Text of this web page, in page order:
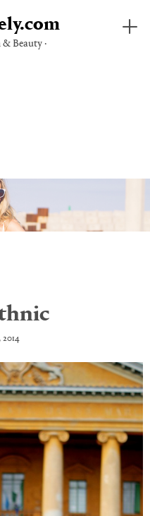
& Beauty ·